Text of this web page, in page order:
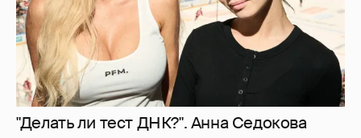
"Делать ли тест ДНК?". Анна Седокова